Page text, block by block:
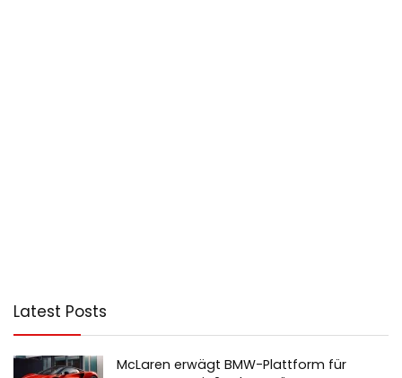
Latest Posts
McLaren erwägt BMW-Plattform für